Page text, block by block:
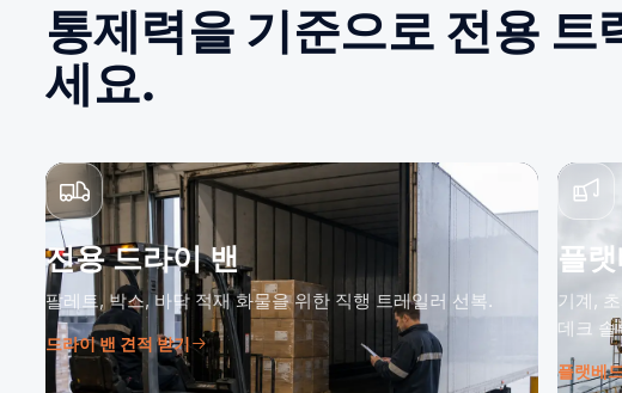
통제력을 기준으로 전용 트
세요.
전용 드라이 밴
팔레트, 박스, 바닥 적재 화물을 위한 직행 트레일러 선복.
드라이 밴 견적 받기
플
기계,
데크 솔
플랫베